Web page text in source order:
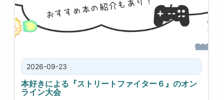
2026-09-23
本好きによる『ストリートファイター６』のオン
ライン大会